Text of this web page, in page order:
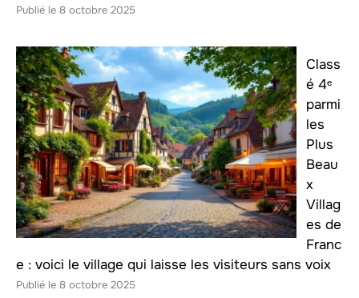
8 octobre 2025
Class
é 4ᵉ
parmi
les
Plus
Beau
x
Villag
es de
Franc
e : voici le village qui laisse les visiteurs sans voix
8 octobre 2025